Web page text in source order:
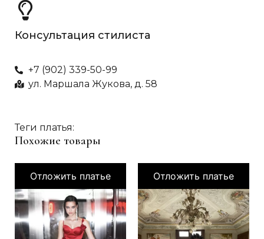
Консультация стилиста
+7 (902) 339-50-99
ул. Маршала Жукова, д. 58
Теги платья:
Похожие товары
Отложить платье Отложить платье